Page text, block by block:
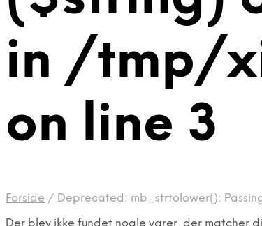
in /tmp/
on line 3
Forside / Deprecated: mb_strtolower():